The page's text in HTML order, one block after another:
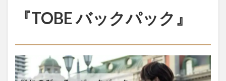
ック
『TOBE
1.1
はじ
『TOBE バックパック』